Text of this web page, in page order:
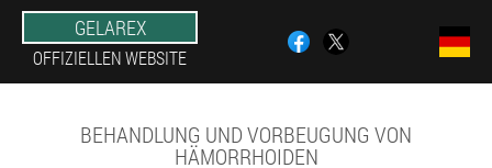
GELAREX
OFFIZIELLEN WEBSITE
BEHANDLUNG UND VORBEUGUNG VON
HÄMORRHOIDEN